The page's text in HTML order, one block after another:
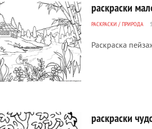
раскраски
РАСКРАСКИ / ПРИРОДА
Раскраска
раскраски